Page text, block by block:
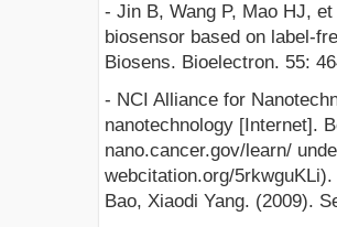
- Jin B, Wang P, Mao HJ,
biosensor based on label-
Biosens. Bioelectron. 55:
- NCI Alliance for
nanotechnology [Internet].
nano.cancer.gov/learn/
webcitation.org/
Bao, Xiaodi Yang. (2009).